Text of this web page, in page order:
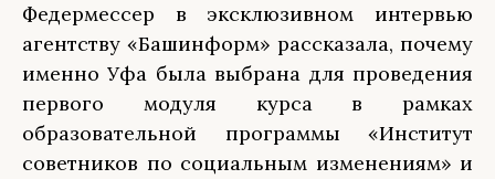
Федермессер в эксклюзивном интервью
агентству «Башинформ» рассказала, почему
именно Уфа была выбрана для проведения
первого модуля курса в рамках
образовательной программы «Институт
советников по социальным изменениям» и